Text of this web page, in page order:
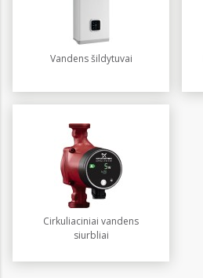
Vandens šildytuvai
Cirkuliaciniai vandens
siurbliai